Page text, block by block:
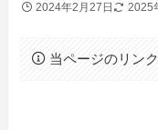
2024年2月27日 2025
当ページのリン